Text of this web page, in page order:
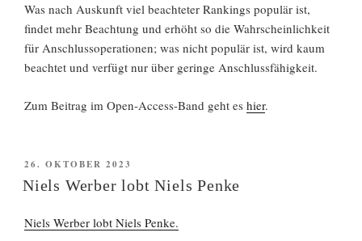
Was nach Auskunft viel beachteter Rankings populär ist,
findet mehr Beachtung und erhöht so die Wahrscheinlichkeit
für Anschlussoperationen; was nicht populär ist, wird kaum
beachtet und verfügt nur über geringe Anschlussfähigkeit.
Zum Beitrag im Open-Access-Band geht es hier.
VERÖFFENTLICHT
AM
26. OKTOBER 2023
Niels Werber lobt Niels Penke
Niels Werber lobt Niels Penke.